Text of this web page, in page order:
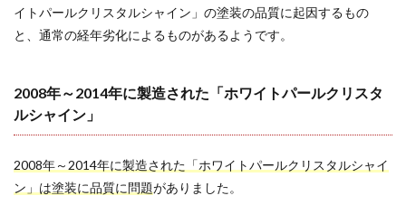
ディ
ーラ
が、
無償
待薄
2.2
イトパールクリスタルシャイン」の塗装の品質に起因するもの
と、通常の経年劣化によるものがあるようです。
2008年～2014年に製造された「ホワイトパールクリスタ
ルシャイン」
2008年～2014年に製造された「ホワイトパールクリスタルシャイ
ン」は塗装に品質に問題がありました。